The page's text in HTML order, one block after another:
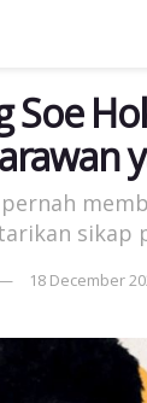
Soe
sikap
18 December